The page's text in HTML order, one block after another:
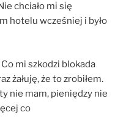
chciało mi się
hotelu wcześniej i było
mi szkodzi blokada
żałuję, że to zrobiłem.
nie mam, pieniędzy nie
co